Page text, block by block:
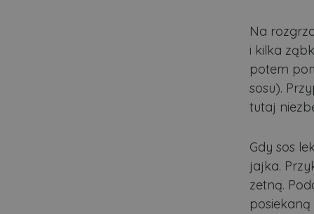
Na
i kilka
potem
sosu).
tutaj
Gdy sos
jajka.
zetną.
PHPSESSID
Polityce